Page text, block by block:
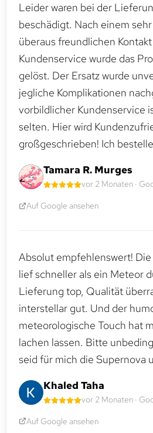
Leider waren bei der
beschädigt. Nach einem
überaus freundlichen
Kundenservice wurde das
gelöst. Der Ersatz wurde
jegliche Komplikationen
vorbildlicher Kundenservice
selten. Hier wird
großgeschrieben! Ich
Tamara R. Murges
vor 2 Monaten ·
Auf Google ansehen
Absolut empfehlenswert!
lief schneller als ein Meteor
Lieferung top, Qualität
interstellar gut. Und der
meteorologische Touch hat
lachen lassen. Bitte
seid für mich die Supernova
Khaled Taha
vor 2 Monaten ·
Auf Google ansehen